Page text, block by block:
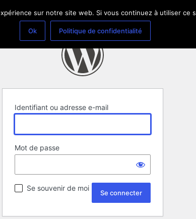
Identifiant ou adresse e-mail
Mot de passe
Se souvenir de moi
sur notre site web. Si vous continuez à utiliser
Ok Politique de confidentialité